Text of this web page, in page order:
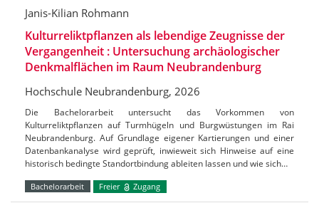
Janis-Kilian Rohmann
Kulturreliktpflanzen als lebendige Zeugnisse der
Vergangenheit : Untersuchung archäologischer
Denkmalflächen im Raum Neubrandenburg
Hochschule Neubrandenburg, 2026
Die Bachelorarbeit untersucht das Vorkommen von
Kulturreliktpflanzen auf Turmhügeln und Burgwüstungen im Rai
Neubrandenburg. Auf Grundlage eigener Kartierungen und einer
Datenbankanalyse wird geprüft, inwieweit sich Hinweise auf eine
historisch bedingte Standortbindung ableiten lassen und wie sich…
Bachelorarbeit Freier Zugang